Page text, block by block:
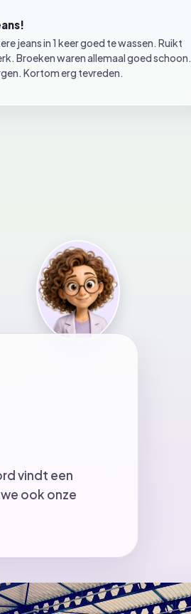
jeans in 1 keer goed te wassen. Ruikt
Broeken waren allemaal goed schoon.
Kortom erg tevreden.
vindt een
ook onze